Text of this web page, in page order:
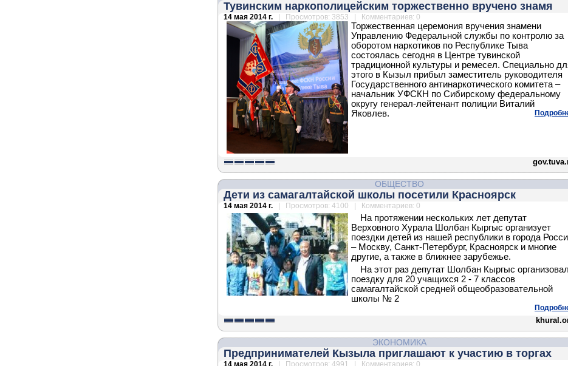
Тувинским наркополицейским торжественно вручено знамя
14 мая 2014 г. | Просмотров: 3853 | Комментариев: 0
Торжественная церемония вручения знамени
Управлению Федеральной службы по контролю за
оборотом наркотиков по Республике Тыва
состоялась сегодня в Центре тувинской
традиционной культуры и ремесел. Специально
этого в Кызыл прибыл заместитель руководителя
Государственного антинаркотического комитета –
начальник УФСКН по Сибирскому федеральному
округу генерал-лейтенант полиции Виталий
Яковлев.
ОБЩЕСТВО
Дети из самагалтайской школы посетили Красноярск
14 мая 2014 г. | Просмотров: 4100 | Комментариев: 0
На протяжении нескольких лет депутат
Верховного Хурала Шолбан Кыргыс организует
поездки детей из нашей республики в города
– Москву, Санкт-Петербург, Красноярск и многие
другие, а также в ближнее зарубежье.
На этот раз депутат Шолбан Кыргыс организовал
поездку для 20 учащихся 2 - 7 классов
самагалтайской средней общеобразовательной
школы № 2
ЭКОНОМИКА
Предпринимателей Кызыла приглашают к участию в торгах
14 мая 2014 г. | Просмотров: 4991 | Комментариев: 0